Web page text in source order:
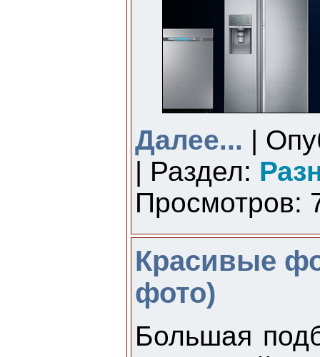
Далее... |
| Раздел:
Просмотров:
Красивые
фото)
Большая